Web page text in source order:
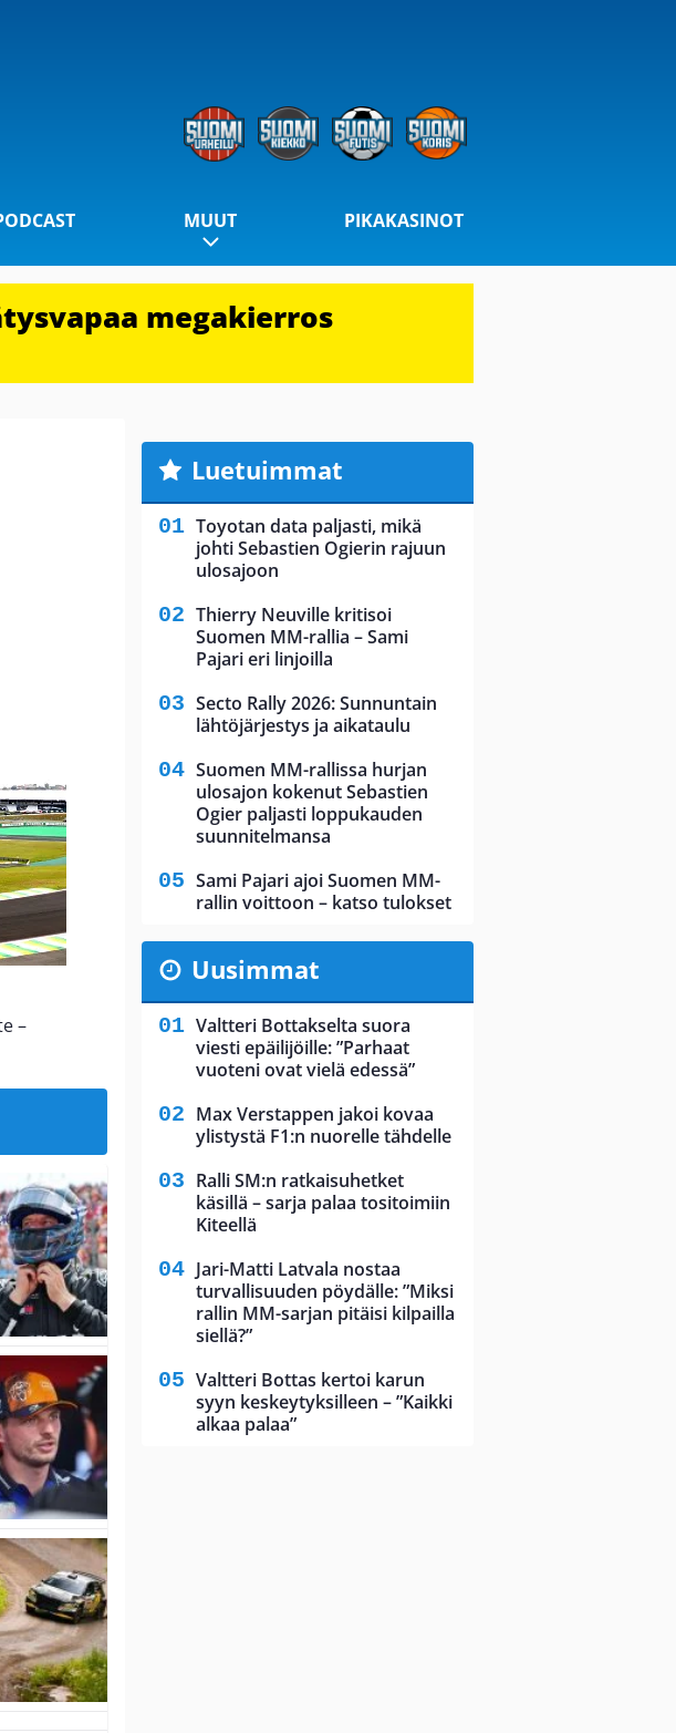
MUUT PIKAKASINOT
megakierros
–
Luetuimmat
Toyotan data paljasti, mikä
johti Sebastien Ogierin rajuun
ulosajoon
Thierry Neuville kritisoi
Suomen MM-rallia – Sami
Pajari eri linjoilla
Secto Rally 2026: Sunnuntain
lähtöjärjestys ja aikataulu
Suomen MM-rallissa hurjan
ulosajon kokenut Sebastien
Ogier paljasti loppukauden
suunnitelmansa
Sami Pajari ajoi Suomen MM-
rallin voittoon – katso tulokset
Uusimmat
Valtteri Bottakselta suora
viesti epäilijöille: ”Parhaat
vuoteni ovat vielä edessä”
Max Verstappen jakoi kovaa
ylistystä F1:n nuorelle tähdelle
Ralli SM:n ratkaisuhetket
käsillä – sarja palaa tositoimiin
Kiteellä
Jari-Matti Latvala nostaa
turvallisuuden pöydälle: ”Miksi
rallin MM-sarjan pitäisi kilpailla
siellä?”
Valtteri Bottas kertoi karun
syyn keskeytyksilleen – ”Kaikki
alkaa palaa”